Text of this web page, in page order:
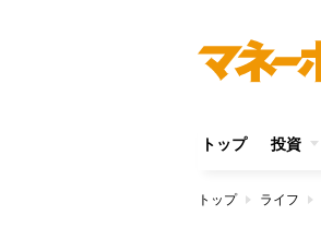
トップ 投資
トップ ライフ